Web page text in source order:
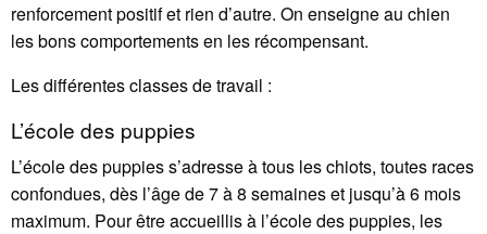
renforcement positif et rien d’autre. On enseigne au chien
les bons comportements en les récompensant.
Les différentes classes de travail :
L’école des puppies
L’école des puppies s’adresse à tous les chiots, toutes races
confondues, dès l’âge de 7 à 8 semaines et jusqu’à 6 mois
maximum. Pour être accueillis à l’école des puppies, les